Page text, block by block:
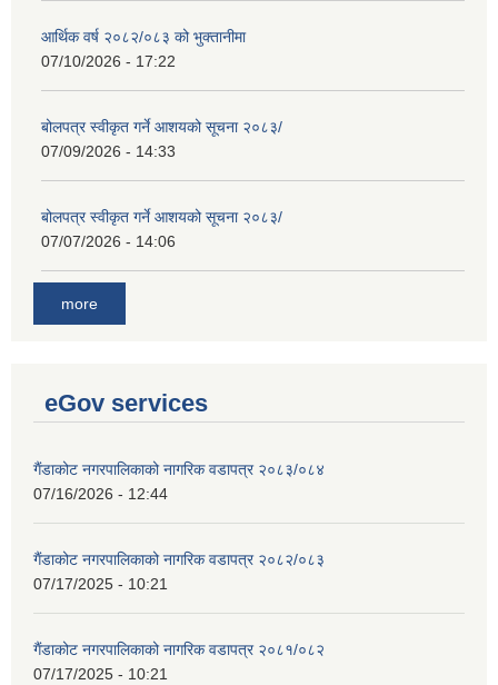
आर्थिक वर्ष २०८२/०८३ को भुक्तानीमा
07/10/2026 - 17:22
बोलपत्र स्वीकृत गर्ने आशयको सूचना २०८३/
07/09/2026 - 14:33
बोलपत्र स्वीकृत गर्ने आशयको सूचना २०८३/
07/07/2026 - 14:06
more
eGov services
गैंडाकोट नगरपालिकाको नागरिक वडापत्र २०८३/०८४
07/16/2026 - 12:44
गैंडाकोट नगरपालिकाको नागरिक वडापत्र २०८२/०८३
07/17/2025 - 10:21
गैंडाकोट नगरपालिकाको नागरिक वडापत्र २०८१/०८२
07/17/2025 - 10:21